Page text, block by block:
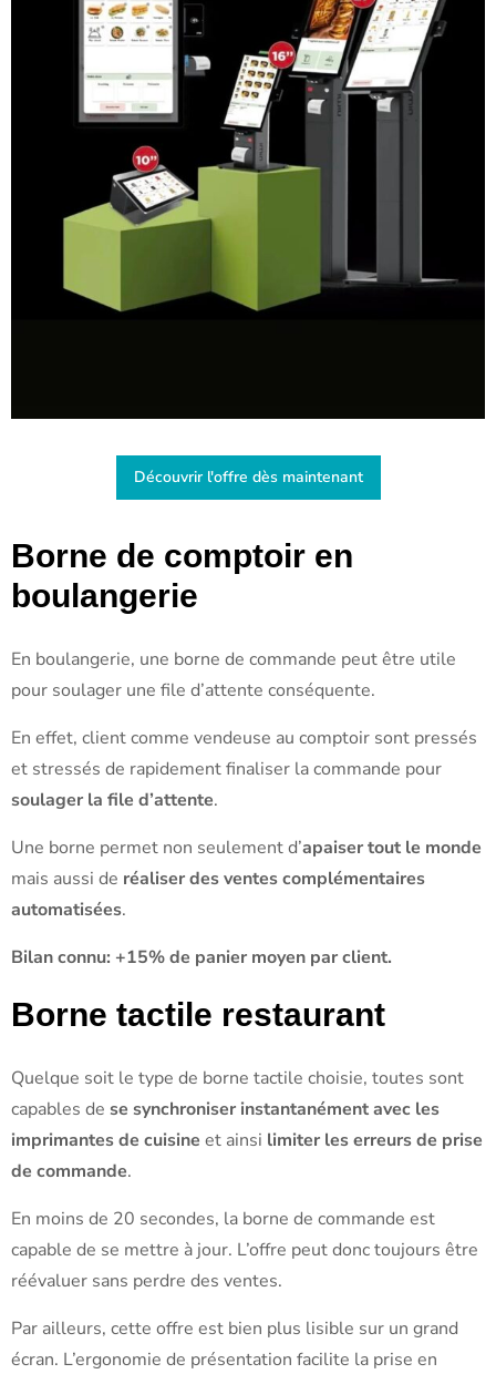
Découvrir l'offre dès maintenant
Borne de comptoir en
boulangerie
En boulangerie, une borne de commande peut être utile
pour soulager une file d’attente conséquente.
En effet, client comme vendeuse au comptoir sont pressés
et stressés de rapidement finaliser la commande pour
soulager la file d’attente.
Une borne permet non seulement d’apaiser tout le monde
mais aussi de réaliser des ventes complémentaires
automatisées.
Bilan connu: +15% de panier moyen par client.
Borne tactile restaurant
Quelque soit le type de borne tactile choisie, toutes sont
capables de se synchroniser instantanément avec les
imprimantes de cuisine et ainsi limiter les erreurs de prise
de commande.
En moins de 20 secondes, la borne de commande est
capable de se mettre à jour. L’offre peut donc toujours être
réévaluer sans perdre des ventes.
Par ailleurs, cette offre est bien plus lisible sur un grand
écran. L’ergonomie de présentation facilite la prise en